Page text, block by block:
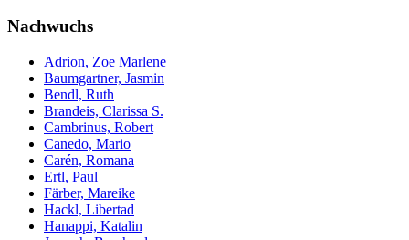
Nachwuchs
Adrion, Zoe Marlene
Baumgartner, Jasmin
Bendl, Ruth
Brandeis, Clarissa S.
Cambrinus, Robert
Canedo, Mario
Carén, Romana
Ertl, Paul
Färber, Mareike
Hackl, Libertad
Hanappi, Katalin